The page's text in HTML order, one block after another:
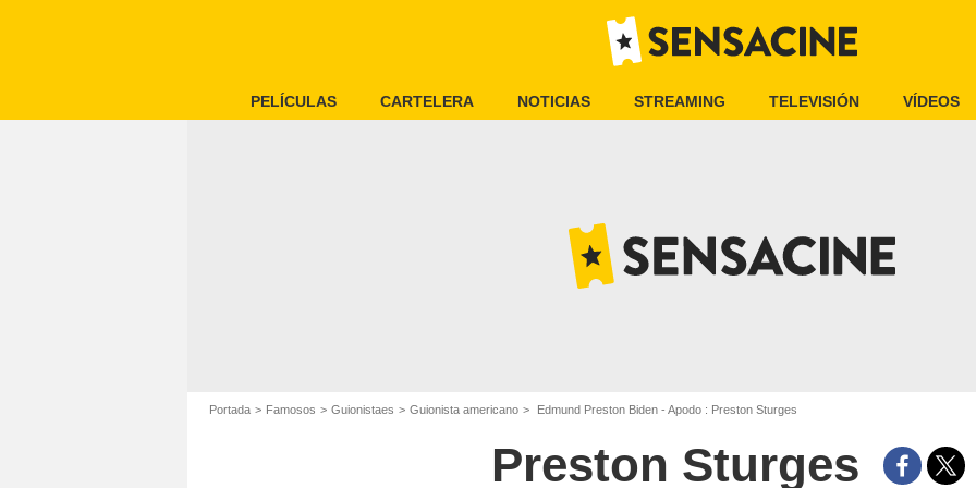
PELÍCULAS CARTELERA NOTICIAS STREAMING TELEVISIÓN VÍDEOS
Portada Famosos Guionistaes Guionista americano Edmund Preston Biden - Apodo : Preston Sturges
Preston Sturges